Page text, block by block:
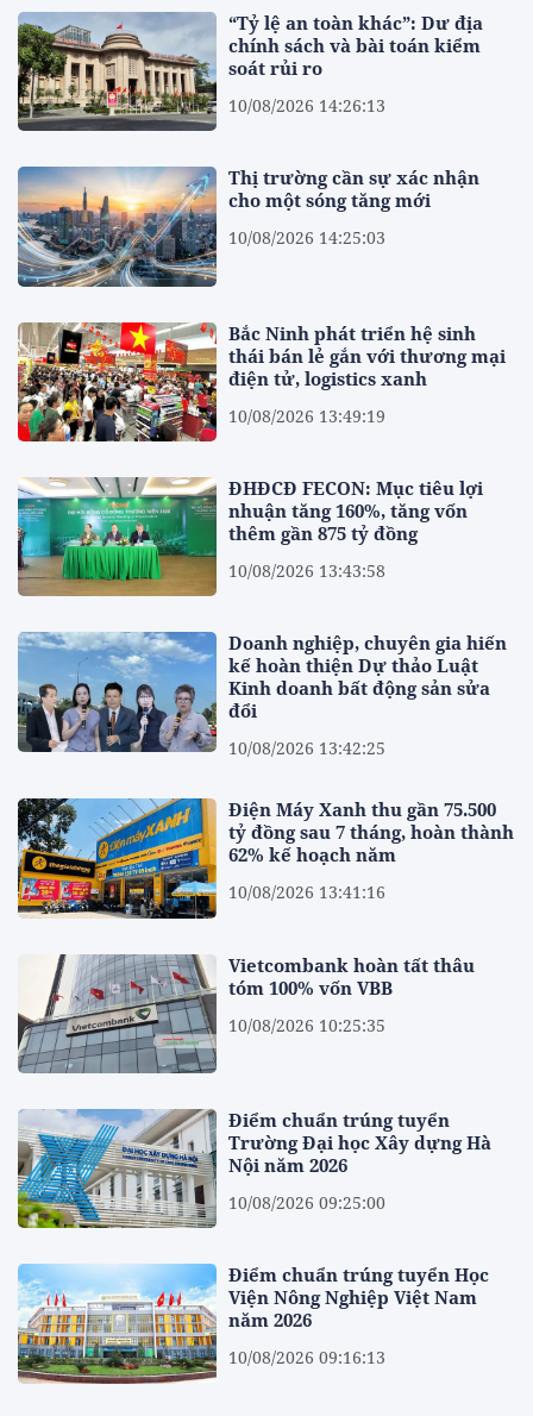
“Tỷ lệ an toàn khác”: Dư địa
chính sách và bài toán kiểm
soát rủi ro
10/08/2026 14:26:13
Thị trường cần sự xác nhận
cho một sóng tăng mới
10/08/2026 14:25:03
Bắc Ninh phát triển hệ sinh
thái bán lẻ gắn với thương mại
điện tử, logistics xanh
10/08/2026 13:49:19
ĐHĐCĐ FECON: Mục tiêu lợi
nhuận tăng 160%, tăng vốn
thêm gần 875 tỷ đồng
10/08/2026 13:43:58
Doanh nghiệp, chuyên gia hiến
kế hoàn thiện Dự thảo Luật
Kinh doanh bất động sản sửa
đổi
10/08/2026 13:42:25
Điện Máy Xanh thu gần 75.500
tỷ đồng sau 7 tháng, hoàn thành
62% kế hoạch năm
10/08/2026 13:41:16
Vietcombank hoàn tất thâu
tóm 100% vốn VBB
10/08/2026 10:25:35
Điểm chuẩn trúng tuyển
Trường Đại học Xây dựng Hà
Nội năm 2026
10/08/2026 09:25:00
Điểm chuẩn trúng tuyển Học
Viện Nông Nghiệp Việt Nam
năm 2026
10/08/2026 09:16:13